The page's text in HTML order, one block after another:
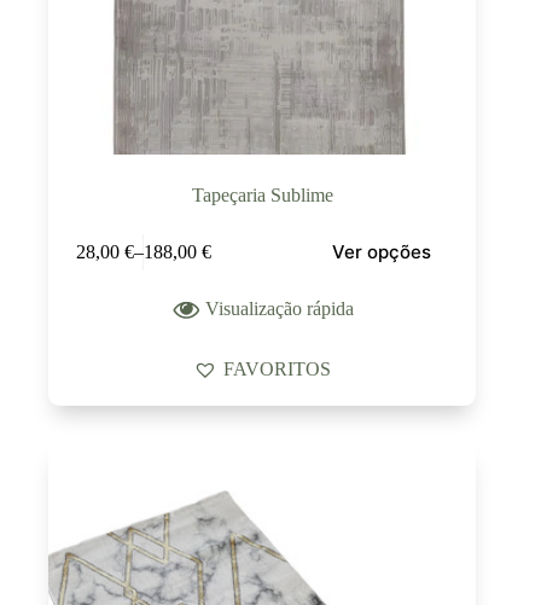
Tapeçaria Sublime
28,00 €–188,00 € Ver opções
Visualização rápida
FAVORITOS